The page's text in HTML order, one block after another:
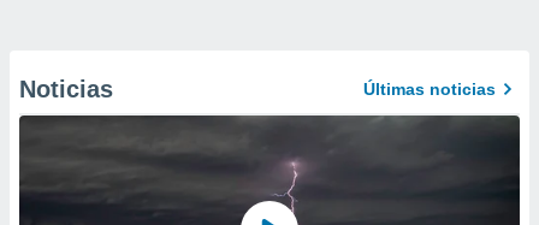
Noticias Últimas noticias